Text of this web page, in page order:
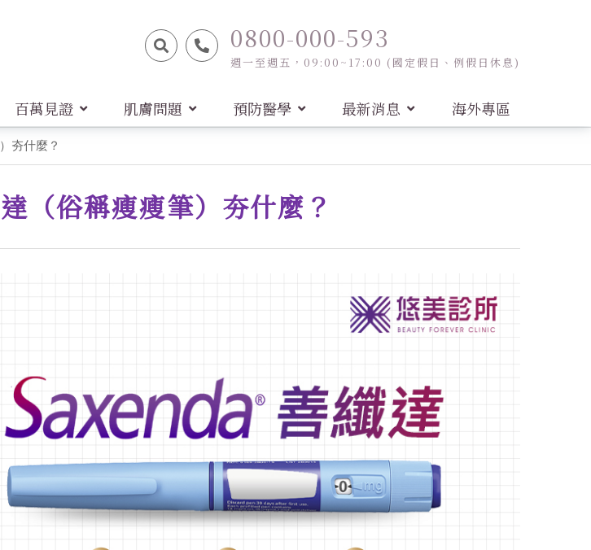
0800-000-593
週一至週五，09:00~17:00 (國定假日、例假日休息)
百萬見證 肌膚問題 預防醫學 最新消息 海外專區
夯什麼？
俗稱瘦瘦筆）夯什麼？